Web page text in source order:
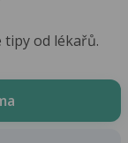
od lékařů.